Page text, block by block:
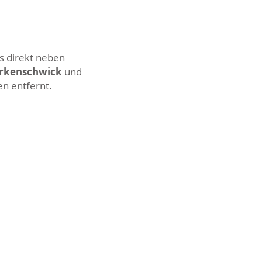
direkt neben
und
entfernt.